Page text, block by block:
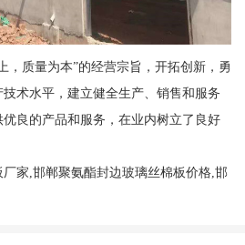
，质量为本”的经营宗旨，开拓创新，勇
术水平，建立健全生产、销售和服务
良的产品和服务，在业内树立了良好
家,邯郸聚氨酯封边玻璃丝棉板价格,邯